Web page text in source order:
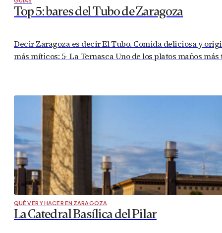
Top 5: bares del Tubo de Zaragoza
Decir Zaragoza es decir El Tubo. Comida deliciosa y
más míticos: 5- La Ternasca Uno de los platos maños
QUÉ VER Y HACER EN ZARAGOZA
La Catedral Basílica del Pilar